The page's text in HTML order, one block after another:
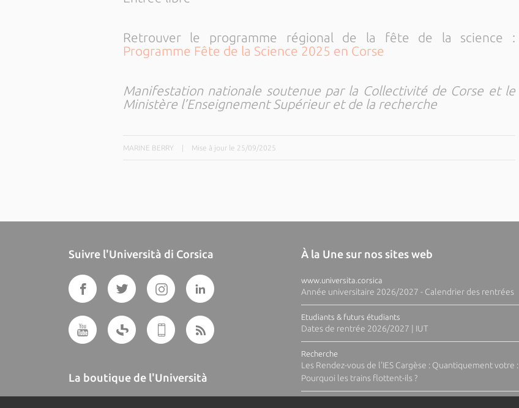
Retrouver le programme régional de la fête de la science :
Programme Fête de la Science 2025 en Corse
Manifestation nationale soutenue par la Collectivité de Corse et le
Ministère l’Enseignement Supérieur et de la recherche
MARINE BERRY Mise à jour le 25/09/2025
Suivre l'Università di Corsica
La boutique de l'Università
À la Une sur nos sites web
www.universita.corsica
Année universitaire 2026/2027 - Calendrier des rentrées
Etudiants & futurs étudiants
Dates de rentrée 2026/2027 | IUT
Recherche
Les Rendez-vous de l'IES Cargèse : Quantiquement votre :
Pourquoi les trains flottent-ils ?